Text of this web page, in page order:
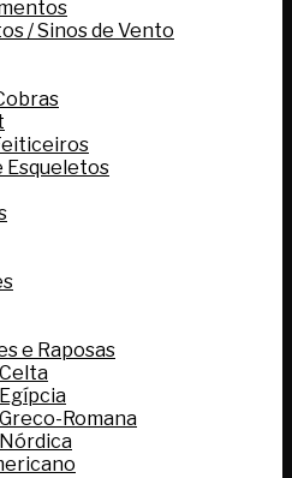
/ Sinos de Vento
Esqueletos
e Raposas
Romana